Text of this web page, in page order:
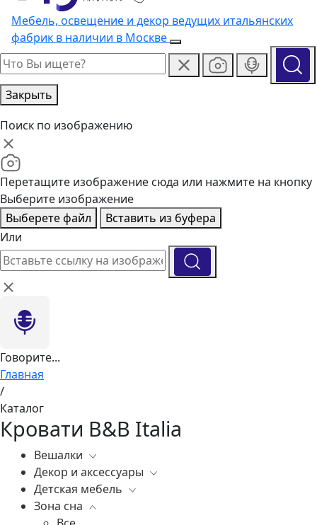
Мебель, освещение и декор ведущих итальянских
фабрик в наличии в Москве
Закрыть
Поиск по изображению
Перетащите изображение сюда или нажмите на кнопку
Выберите изображение
Выберете файл
Вставить из буфера
Или
Говорите...
Главная
/
Каталог
Кровати B&B Italia
Вешалки
Все
Декор и аксессуары
Все
Вазы
Детская мебель
Все
Зона сна